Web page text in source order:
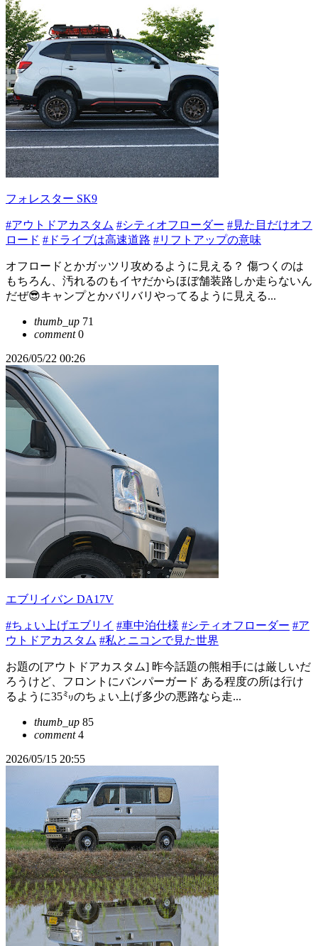
フォレスター SK9
#アウトドアカスタム #シティオフローダー #見た目だけオフ
ロード #ドライブは高速道路 #リフトアップの意味
オフロードとかガッツリ攻めるように見える？ 傷つくのは
もちろん、汚れるのもイヤだからほぼ舗装路しか走らないん
だぜ😎キャンプとかバリバリやってるように見える...
thumb_up 71
comment0
2026/05/22 00:26
エブリイバン DA17V
#ちょい上げエブリイ #車中泊仕様 #シティオフローダー #ア
ウトドアカスタム #私とニコンで見た世界
お題の[アウトドアカスタム] 昨今話題の熊相手には厳しいだ
ろうけど、フロントにバンパーガード ある程度の所は行け
るように35㍉のちょい上げ多少の悪路なら走...
thumb_up 85
comment4
2026/05/15 20:55